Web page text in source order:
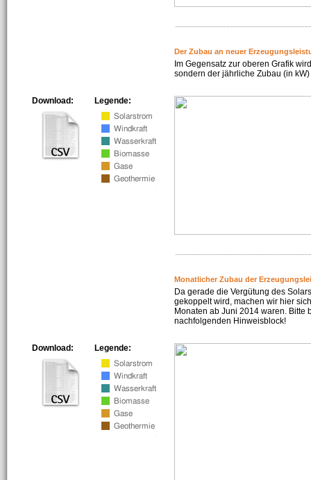
Der Zubau an neuer
Im Gegensatz zur oberen Grafik
sondern der jährliche Zubau (in
Legende:
Download:
Monatlicher Zubau der
Da gerade die Vergütung des
gekoppelt wird, machen wir hier
Monaten ab Juni 2014 waren. Bitte
nachfolgenden Hinweisblock!
Legende:
Download: